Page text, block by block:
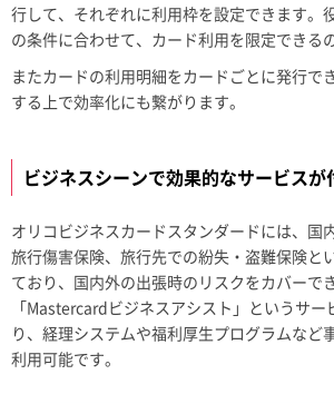
行して、それぞれに利用枠を設定できます。
の条件に合わせて、カード利用を限定できる
またカードの利用明細をカードごとに発行で
する上で効率化にも繋がります。
ビジネスシーンで効果的なサービスが
オリコビジネスカードスタンダードには、国
旅行傷害保険、旅行先での紛失・盗難保険と
ており、国内外の出張時のリスクをカバーで
「Mastercardビジネスアシスト」というサ
り、経理システムや福利厚生プログラムなど
利用可能です。